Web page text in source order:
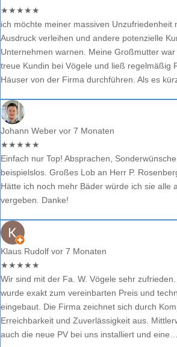
★★★★★
ich möchte meiner massiven Unzufriedenheit
Ausdruck verleihen und andere potenzielle
Unternehmen warnen. Meine Großmutter
treue Kundin bei Vögele und ließ regelmäßig
Häuser von der Firma durchführen. Als es
Johann Weber vor 7 Monaten
★★★★★
Einfach nur Top! Absprachen,
beispielslos. Großes Lob an Herr P.
Hätte ich noch mehr Bäder würde ich sie alle
vergeben. Danke!
Klaus Rudolf vor 7 Monaten
★★★★★
Wir sind mit der Fa. W. Vögele sehr
wurde exakt zum vereinbarten Preis und
eingebaut. Die Firma zeichnet sich durch
Erreichbarkeit und Zuverlässigkeit aus.
auch die neue PV bei uns installiert und eine…